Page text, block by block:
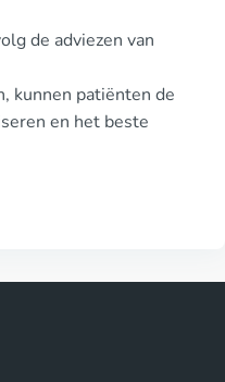
de adviezen van
kunnen patiënten de
en het beste